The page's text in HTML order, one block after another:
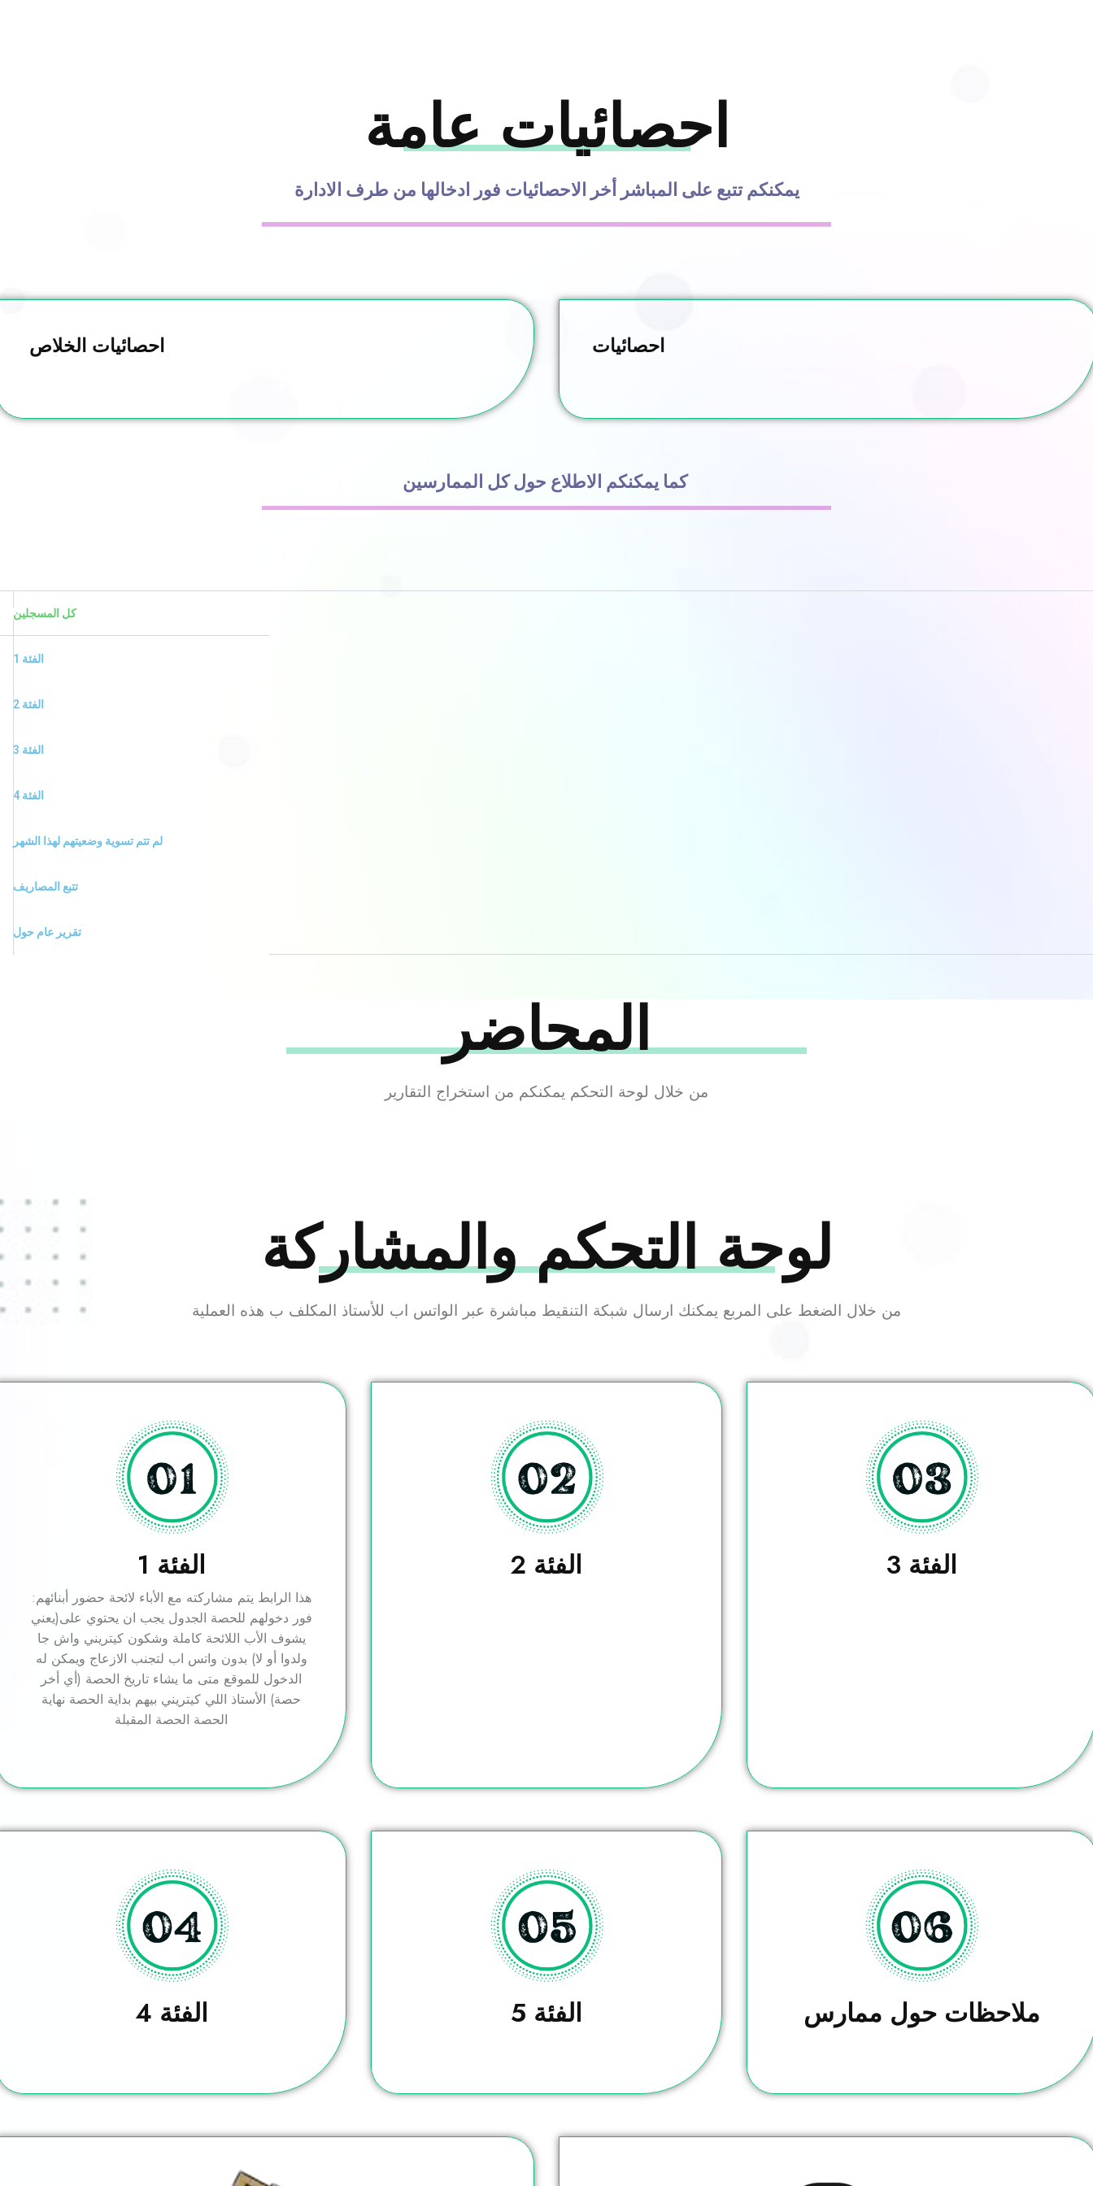
احصائيات عامة
يمكنكم تتبع على المباشر أخر الاحصائيات فور ادخالها من طرف الادارة
احصائيات الخلاص احصائيات
كما يمكنكم الاطلاع حول كل الممارسين
كل المسجلين
الفئة 1
الفئة 2
الفئة 3
الفئة 4
لم تتم تسوية وضعيتهم لهذا الشهر
تتبع المصاريف
تقرير عام حول
المحاضر
من خلال لوحة التحكم يمكنكم من استخراج التقارير
لوحة التحكم والمشاركة
من خلال الضغط على المربع يمكنك ارسال شبكة التنقيط مباشرة عبر الواتس اب للأستاذ المكلف ب هذه العملية
الفئة 1
:هذا الرابط يتم مشاركته مع الأباء لائحة حضور أبنائهم
فور دخولهم للحصة الجدول يجب ان يحتوي على(يعني
يشوف الأب اللائحة كاملة وشكون كيتريني واش جا
ولدوا أو لا) بدون واتس اب لتجنب الازعاج ويمكن له
الدخول للموقع متى ما يشاء تاريخ الحصة (أي أخر
حصة) الأستاذ اللي كيتريني بيهم بداية الحصة نهاية
الحصة الحصة المقبلة
الفئة 2 الفئة 3
الفئة 4 الفئة 5 ملاحظات حول ممارس